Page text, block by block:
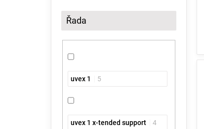
Řada
uvex 1 5
uvex 1 x-tended support 4